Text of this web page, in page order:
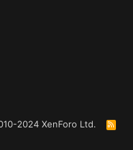
2024 XenForo Ltd.
R
S